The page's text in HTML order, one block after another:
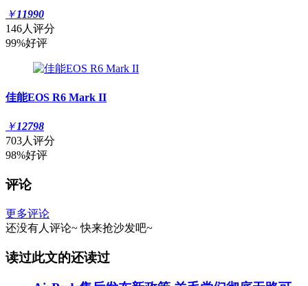
￥11990
146人评分
99%好评
佳能EOS R6 Mark II
￥12798
703人评分
98%好评
评论
更多评论
还没有人评论~ 快来抢沙发吧~
读过此文的还读过